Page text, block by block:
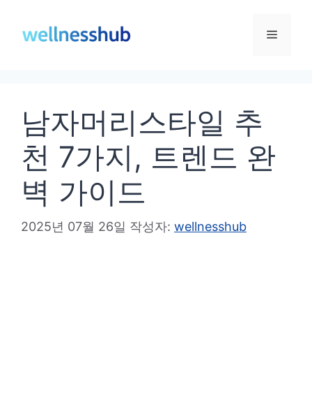
메
남자머리스타일 추
천 7가지, 트렌드 완
벽 가이드
2025년 07월 26일 작성자: wellnesshub